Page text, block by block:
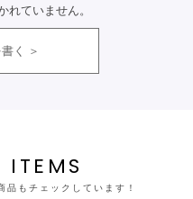
れていません。
く
ITEMS
もチェックしています！